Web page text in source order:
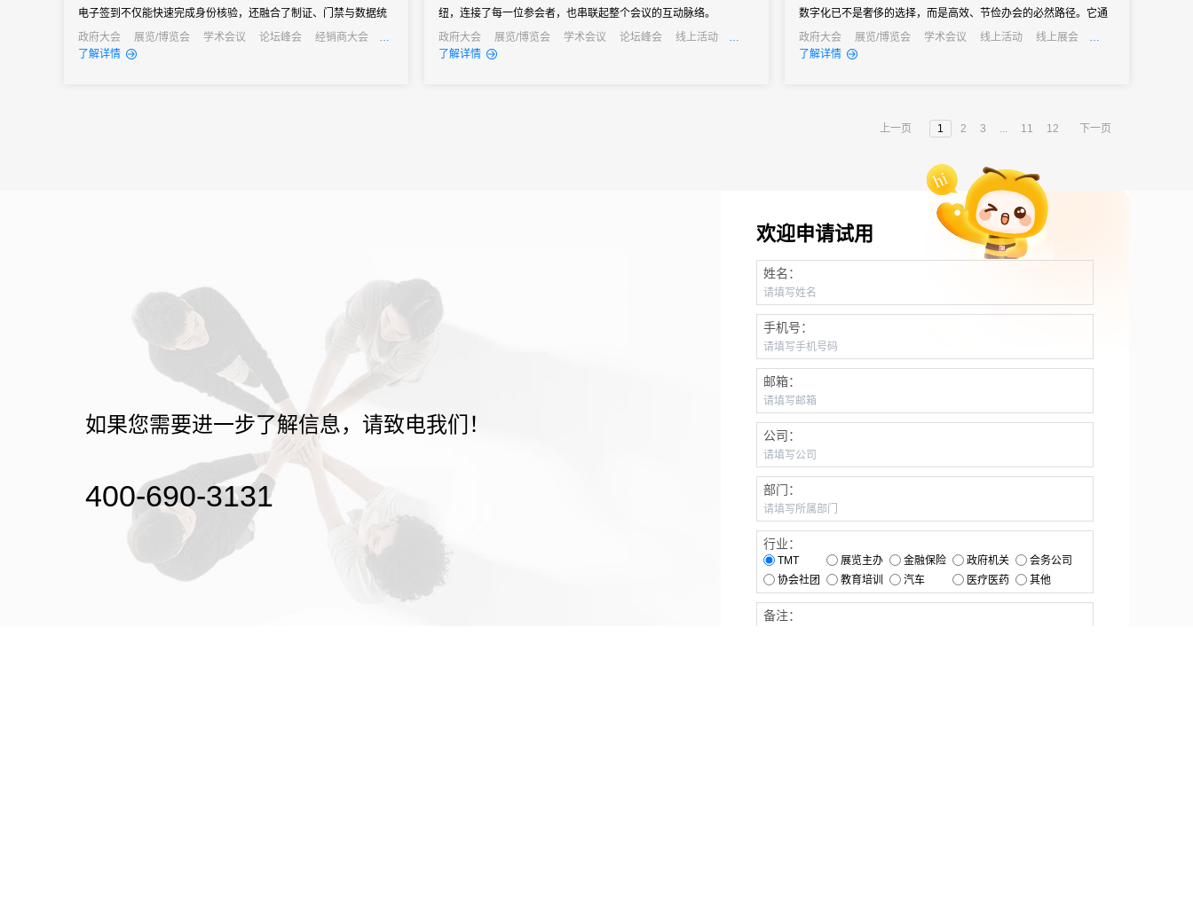
电子签到不仅能快速完成身份核验，还融合了制证、门禁与数据统
计等多重功能，能够快速完成签到过程，减少等待时间，同时能够
通过数据分析，为会议组织者提供宝贵的参会者信息，助力后续的
政府大会 展览/博览会 学术会议 论坛峰会
经销商大会
公关活动
发布会
了解详情
纽，连接了每一位参会者，也串联起整个会议的互动脉络。
政府大会
展览/博览会 学术会议 论坛峰会
线上活动
线上展会
经销商大会
了解详情
数字化已不是奢侈的选择，而是高效、节俭办会的必然路径。它通
过技术手段打通会议管理的各个环节，用自动化替代人工操作、以
数据化驱动决策、以无纸化践行绿色理念，最终实现成本降低与效
政府大会 展览/博览会 学术会议 线上活动
线上展会
公关活动
招商会
了解详情
上一页 1 2 3 ... 11 12 下一页
如果您需要进一步了解信息，请致电我们！
400-690-3131
欢迎申请试用
姓名：
手机号：
邮箱：
公司：
部门：
行业：
TMT 展览主办 金融保险 政府机关
会务公司
协会社团
教育培训 汽车 医疗医药 其他
备注：